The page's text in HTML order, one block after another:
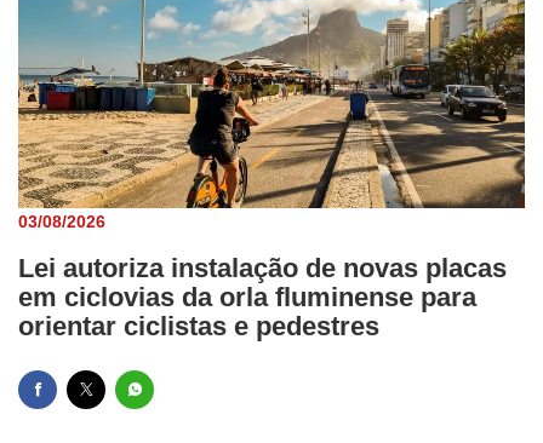
03/08/2026
Lei autoriza instalação de novas placas
em ciclovias da orla fluminense para
orientar ciclistas e pedestres